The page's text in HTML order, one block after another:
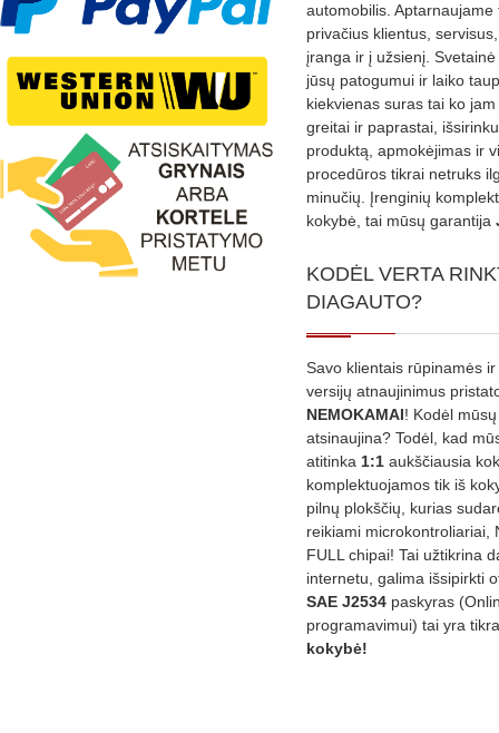
automobilis. Aptarnaujame
privačius klientus,
įranga ir į užsienį.
jūsų patogumui ir laiko
kiekvienas suras tai ko
greitai ir paprastai,
produktą, apmokėjimas ir
procedūros tikrai netruks
minučių. Įrenginių
kokybė, tai mūsų garantija
KODĖL VERTA
DIAGAUTO?
Savo klientais rūpinamės
versijų atnaujinimus
NEMOKAMAI! Kodėl
atsinaujina? Todėl, kad
atitinka 1:1 aukščiausia
komplektuojamos tik iš
pilnų plokščių, kurias
reikiami microkontroliariai,
FULL chipai! Tai užtikrina
internetu, galima išsipirkti
SAE J2534 paskyras
programavimui) tai yra
kokybė!